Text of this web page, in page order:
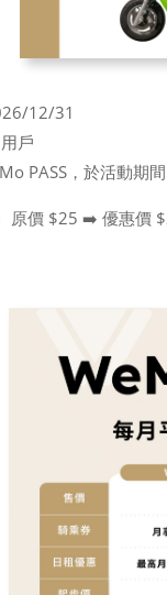
12/31
戶
PASS，於活動期
原價 $25 ➡️ 優惠價